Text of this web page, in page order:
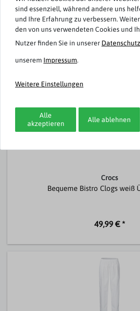
Passend dazu
Crocs
Bequeme Bistro Clogs weiß
49,99 € *
sind essenziell, während andere uns
und Ihre Erfahrung zu verbessern.
den von uns verwendeten Cookies und
Nutzer finden Sie in unserer
unserem Impressum.
Weitere Einstellungen
Alle
akzeptieren
Alle ablehnen